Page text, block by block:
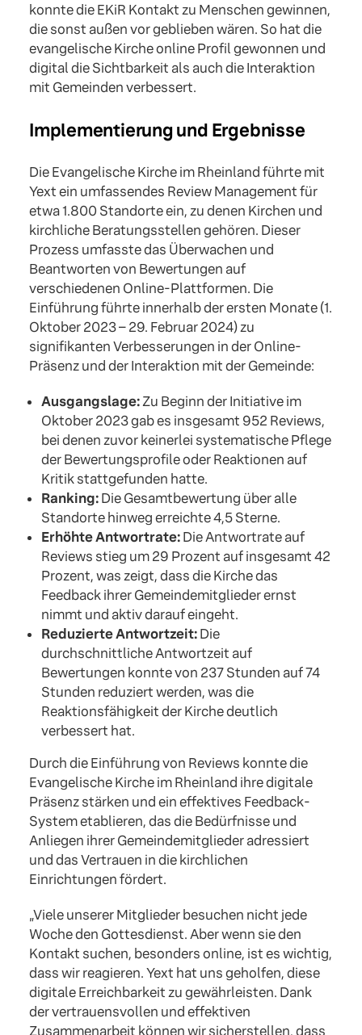
konnte die EKiR Kontakt zu Menschen gewinnen,
die sonst außen vor geblieben wären. So hat die
evangelische Kirche online Profil gewonnen und
digital die Sichtbarkeit als auch die Interaktion
mit Gemeinden verbessert.
Implementierung und Ergebnisse
Die Evangelische Kirche im Rheinland führte mit
Yext ein umfassendes Review Management für
etwa 1.800 Standorte ein, zu denen Kirchen und
kirchliche Beratungsstellen gehören. Dieser
Prozess umfasste das Überwachen und
Beantworten von Bewertungen auf
verschiedenen Online-Plattformen. Die
Einführung führte innerhalb der ersten Monate (1.
Oktober 2023 – 29. Februar 2024) zu
signifikanten Verbesserungen in der Online-
Präsenz und der Interaktion mit der Gemeinde:
Ausgangslage:Zu Beginn der Initiative im
Oktober 2023 gab es insgesamt 952 Reviews,
bei denen zuvor keinerlei systematische Pflege
der Bewertungsprofile oder Reaktionen auf
Kritik stattgefunden hatte.
Ranking:Die Gesamtbewertung über alle
Standorte hinweg erreichte 4,5 Sterne.
Erhöhte Antwortrate:Die Antwortrate auf
Reviews stieg um 29 Prozent auf insgesamt 42
Prozent, was zeigt, dass die Kirche das
Feedback ihrer Gemeindemitglieder ernst
nimmt und aktiv darauf eingeht.
Reduzierte Antwortzeit:Die
durchschnittliche Antwortzeit auf
Bewertungen konnte von 237 Stunden auf 74
Stunden reduziert werden, was die
Reaktionsfähigkeit der Kirche deutlich
verbessert hat.
Durch die Einführung von Reviews konnte die
Evangelische Kirche im Rheinland ihre digitale
Präsenz stärken und ein effektives Feedback-
System etablieren, das die Bedürfnisse und
Anliegen ihrer Gemeindemitglieder adressiert
und das Vertrauen in die kirchlichen
Einrichtungen fördert.
„Viele unserer Mitglieder besuchen nicht jede
Woche den Gottesdienst. Aber wenn sie den
Kontakt suchen, besonders online, ist es wichtig,
dass wir reagieren. Yext hat uns geholfen, diese
digitale Erreichbarkeit zu gewährleisten. Dank
der vertrauensvollen und effektiven
Zusammenarbeit können wir sicherstellen, dass